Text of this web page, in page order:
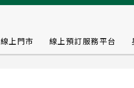
線上門市 線上預訂服務平台